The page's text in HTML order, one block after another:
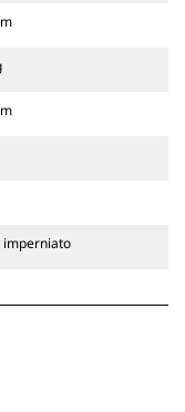
imperniato